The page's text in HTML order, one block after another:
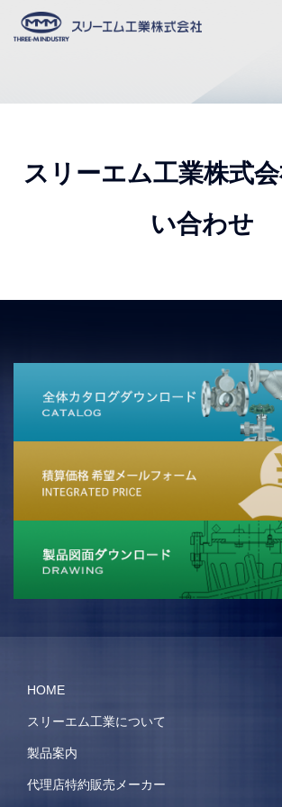
スリーエム工業株式
い合わせ
HOME
スリーエム工業について
製品案内
代理店特約販売メーカー